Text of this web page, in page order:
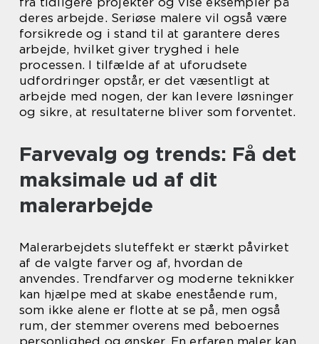
deres arbejde. Seriøse malere vil også være
forsikrede og i stand til at garantere deres
arbejde, hvilket giver tryghed i hele
processen. I tilfælde af at uforudsete
udfordringer opstår, er det væsentligt at
arbejde med nogen, der kan levere løsninger
og sikre, at resultaterne bliver som forventet.
Farvevalg og trends: Få det
maksimale ud af dit
malerarbejde
Malerarbejdets sluteffekt er stærkt påvirket
af de valgte farver og af, hvordan de
anvendes. Trendfarver og moderne teknikker
kan hjælpe med at skabe enestående rum,
som ikke alene er flotte at se på, men også
rum, der stemmer overens med beboernes
personlighed og ønsker. En erfaren maler kan